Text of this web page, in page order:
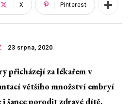
X Pinterest
23 srpna, 2020
přicházejí za lékařem v
většího množství embryí
šance porodit zdravé dítě.